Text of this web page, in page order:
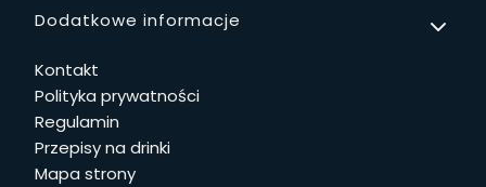
Linki w stopce
Dodatkowe informacje
Kontakt
Polityka prywatności
Regulamin
Przepisy na drinki
Mapa strony